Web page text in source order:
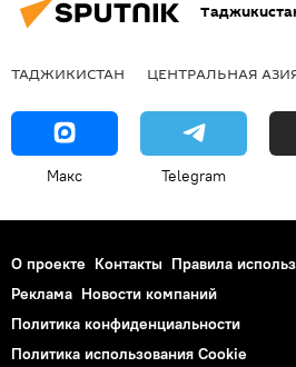
ТАДЖИКИСТАН ЦЕНТРАЛЬНАЯ
Макс Telegram
О проекте Контакты Правила
Реклама Новости компаний
Политика конфиденциальности
Политика использования Cookie